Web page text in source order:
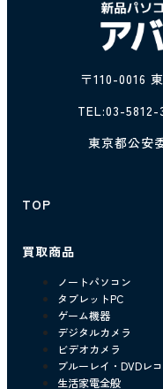
〒110-0016
TEL:03-5812-
東京都公安
TOP
買取商品
ノートパソコン
タブレットPC
ゲーム機器
デジタルカメラ
ビデオカメラ
ブルーレイ・DVDレ
生活家電全般